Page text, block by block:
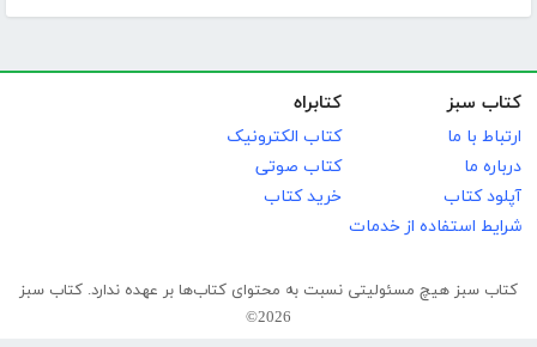
کتاب سبز
ارتباط با ما
درباره ما
آپلود کتاب
شرایط استفاده از خدمات
کتابراه
کتاب الکترونیک
کتاب صوتی
خرید کتاب
کتاب سبز هیچ مسئولیتی نسبت به محتوای کتاب‌ها بر عهده ندارد. کتاب سبز
2026©